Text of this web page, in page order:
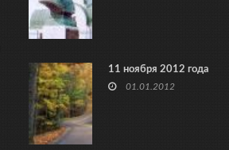
11 ноября 2012 года
01.01.2012